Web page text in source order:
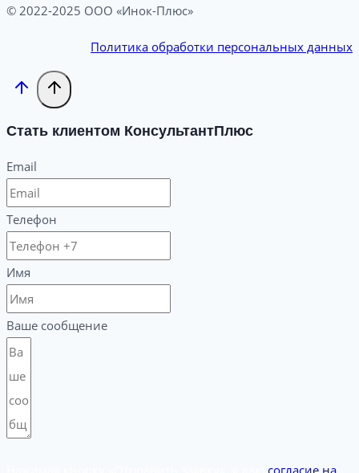
© 2022-2025 ООО «Инок-Плюс»
Политика обработки персональных данных
Стать клиентом КонсультантПлюс
Email
Телефон
Имя
Ваше сообщение
согласие на